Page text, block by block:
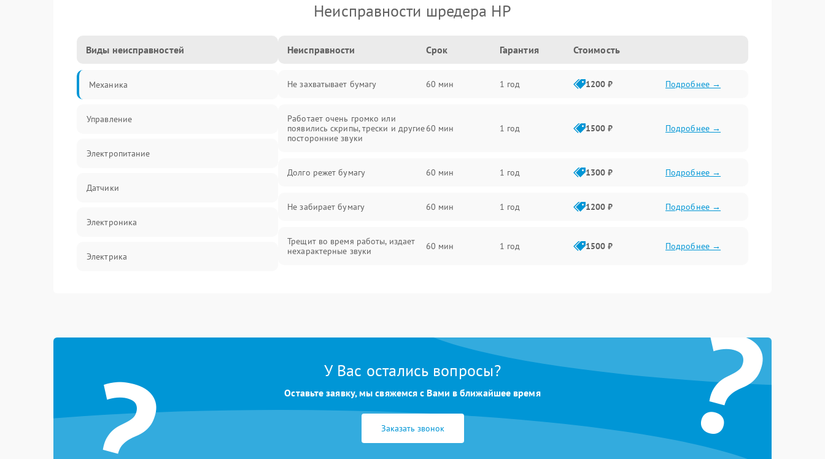
Неисправности шредера HP
Виды неисправностей
Механика
Управление
Электропитание
Датчики
Электроника
Электрика
Неисправности Срок Гарантия Стоимость
Не захватывает бумагу 60 мин 1 год 1200 ₽ Подробнее →
Работает очень громко или
появились скрипы, трески и другие
посторонние звуки
60 мин 1 год 1500 ₽ Подробнее →
Долго режет бумагу 60 мин 1 год 1300 ₽ Подробнее →
Не забирает бумагу 60 мин 1 год 1200 ₽ Подробнее →
Трещит во время работы, издает
нехарактерные звуки
60 мин 1 год 1500 ₽ Подробнее →
1 год Подробнее →
Застревание бумаги 80 мин Подробнее →
1 год Подробнее →
?
У Вас остались вопросы?
Оставьте заявку, мы свяжемся с Вами в ближайшее время
Заказать звонок